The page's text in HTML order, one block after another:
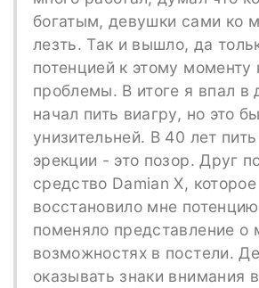
богатым, девушки сами ко
лезть. Так и вышло, да
потенцией к этому моменту
проблемы. В итоге я впал в
начал пить виагру, но это
унизительней. В 40 лет
эрекции - это позор. Друг
средство Damian X, которое
восстановило мне
поменяло представление о
возможностях в постели.
оказывать знаки внимания